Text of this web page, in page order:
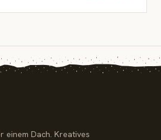
einem Dach. Kreatives